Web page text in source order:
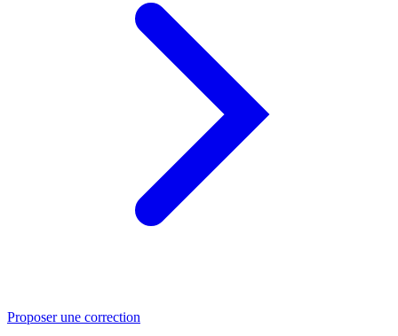
Proposer une correction